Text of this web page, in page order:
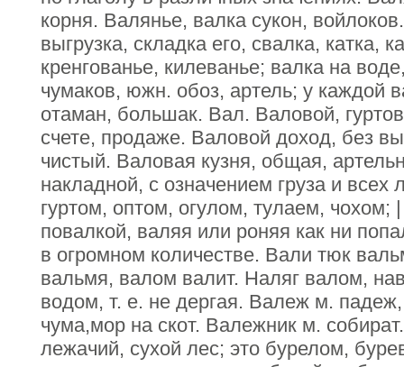
корня. Валянье, валка сукон,
выгрузка, складка его, свалка, катка,
кренгованье, килеванье; валка на
чумаков, южн. обоз, артель; у каждой
отаман, большак. Вал. Валовой,
счете, продаже. Валовой доход, без
чистый. Валовая кузня, общая,
накладной, с означением груза и
гуртом, оптом, огулом, тулаем,
повалкой, валяя или роняя как ни
в огромном количестве. Вали тюк
вальмя, валом валит. Наляг валом,
водом, т. е. не дергая. Валеж м.
чума,мор на скот. Валежник м.
лежачий, сухой лес; это бурелом,